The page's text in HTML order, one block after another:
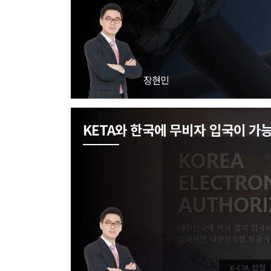
장현민
KETA와 한국에 무비자 입국이 가